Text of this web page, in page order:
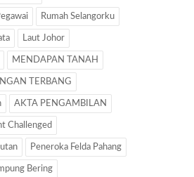
Rumah Selangorku
Laut Johor
MENDAPAN TANAH
TERBANG
AKTA PENGAMBILAN
Challenged
Peneroka Felda Pahang
Bering